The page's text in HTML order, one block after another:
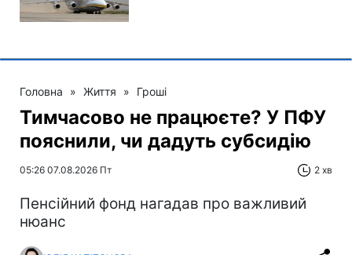
Головна » Життя » Гроші
Тимчасово не працюєте? У ПФУ
пояснили, чи дадуть субсидію
05:26 07.08.2026 Пт 2 хв
Пенсійний фонд нагадав про важливий
нюанс